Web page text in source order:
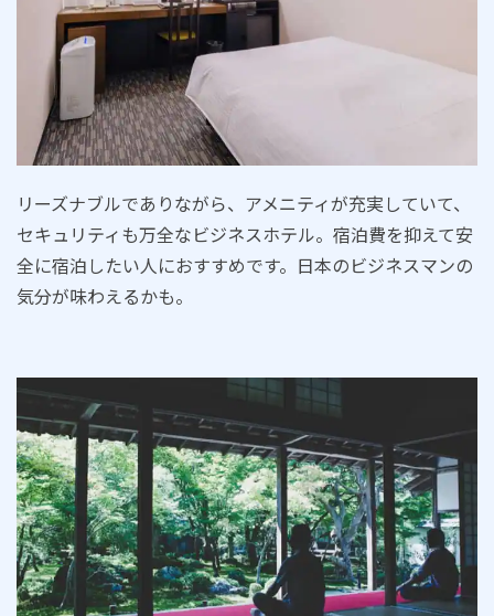
リーズナブルでありながら、アメニティが充実していて、
セキュリティも万全なビジネスホテル。宿泊費を抑えて安
全に宿泊したい人におすすめです。日本のビジネスマンの
気分が味わえるかも。